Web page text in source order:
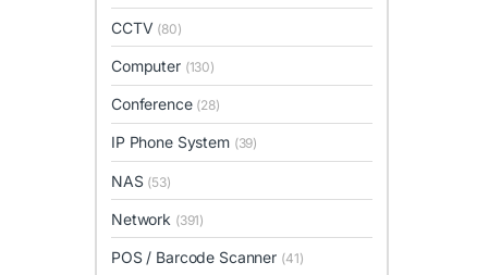
CCTV (80)
Computer (130)
Conference (28)
IP Phone System (39)
NAS (53)
Network (391)
POS / Barcode Scanner (41)